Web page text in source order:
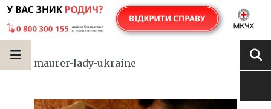
maurer-lady-ukraine